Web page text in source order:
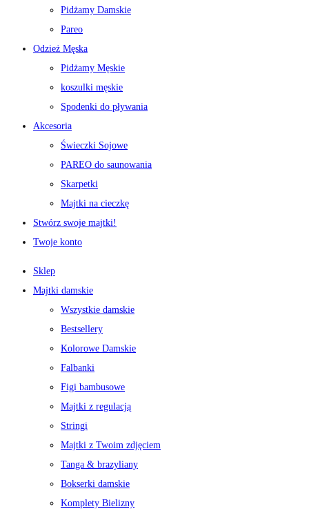
Pidżamy Damskie
Pareo
Odzież Męska
Pidżamy Męskie
koszulki męskie
Spodenki do pływania
Akcesoria
Świeczki Sojowe
PAREO do saunowania
Skarpetki
Majtki na cieczkę
Stwórz swoje majtki!
Twoje konto
Sklep
Majtki damskie
Wszystkie damskie
Bestsellery
Kolorowe Damskie
Falbanki
Figi bambusowe
Majtki z regulacją
Stringi
Majtki z Twoim zdjęciem
Tanga & brazyliany
Bokserki damskie
Komplety Bielizny